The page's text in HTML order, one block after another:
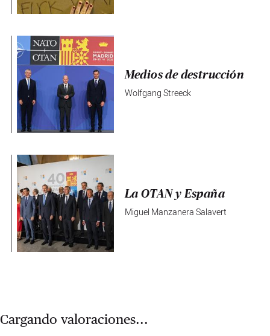
Medios de destrucción
Wolfgang Streeck
La OTAN y España
Miguel Manzanera Salavert
Cargando valoraciones...